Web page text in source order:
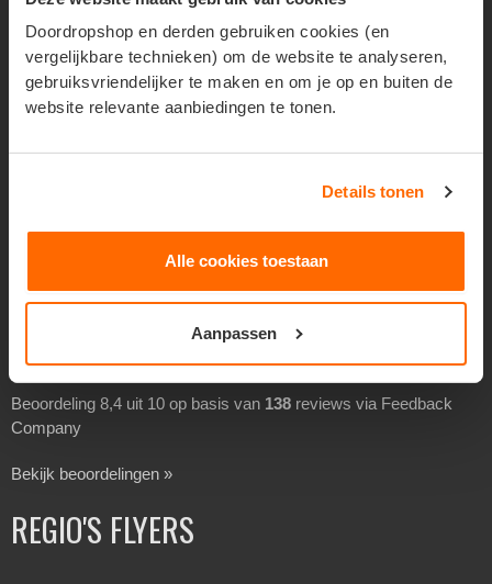
Doordropshop en derden gebruiken cookies (en
vergelijkbare technieken) om de website te analyseren,
gebruiksvriendelijker te maken en om je op en buiten de
website relevante aanbiedingen te tonen.
Details tonen
Alle cookies toestaan
Aanpassen
Geadresseerd verspreiden
Drukwerk verspreiden
Goedkoop folders verspreiden
Separaat verspreiden
Overheidsverspreiding
BEOORDELINGEN
Beoordeling 8,4 uit 10 op basis van 138 reviews via Feedback
Company
Bekijk beoordelingen »
REGIO'S FLYERS